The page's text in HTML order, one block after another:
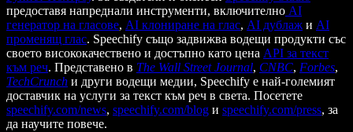
предоставя напреднали инструменти, включително AI
генератор на гласове, AI клониране на глас, AI дублаж и AI
променящ глас. Speechify също задвижва водещи продукти със
своето висококачествено и достъпно като цена API за текст
към реч. Представено в The Wall Street Journal, CNBC, Forbes,
TechCrunch и други водещи медии, Speechify е най-големият
доставчик на услуги за текст към реч в света. Посетете
speechify.com/news, speechify.com/blog и speechify.com/press, за
да научите повече.